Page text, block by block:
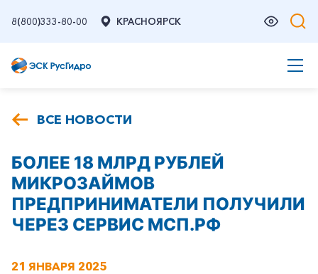
8(800)333-80-00 КРАСНОЯРСК
ВСЕ НОВОСТИ
БОЛЕЕ 18 МЛРД РУБЛЕЙ
МИКРОЗАЙМОВ
ПРЕДПРИНИМАТЕЛИ ПОЛУЧИЛИ
ЧЕРЕЗ СЕРВИС МСП.РФ
21 ЯНВАРЯ 2025